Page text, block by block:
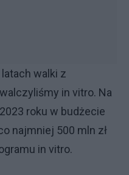
walki z
in vitro. Na
roku w budżecie
najmniej 500 mln zł
in vitro.